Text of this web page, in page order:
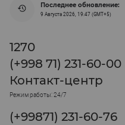
Последнее обновление:
9 Августа 2026, 19:47 (GMT+5)
1270
(+998 71) 231-60-00
Контакт-центр
Режим работы: 24/7
(+99871) 231-60-76